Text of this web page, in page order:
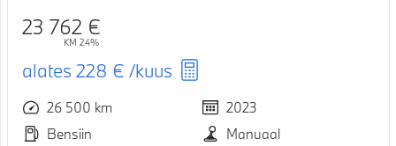
23 762 €
KM 24%
alates 228 € /kuus
26 500 km
2023
Bensiin
Manuaal